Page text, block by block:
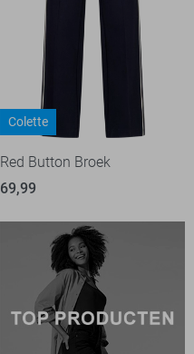
Colette
Red Button Broek
69,99